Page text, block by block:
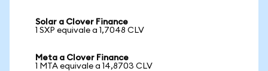
Solar a Clover Finance
1 SXP equivale a 1,7048 CLV
Meta a Clover Finance
1 MTA equivale a 14,8703 CLV